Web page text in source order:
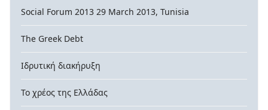
Social Forum 2013 29 March 2013, Tunisia
The Greek Debt
Ιδρυτική διακήρυξη
Το χρέος της Ελλάδας